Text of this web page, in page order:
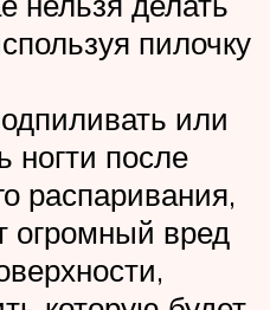
пилочку
или
ногти после
распаривания,
огромный вред